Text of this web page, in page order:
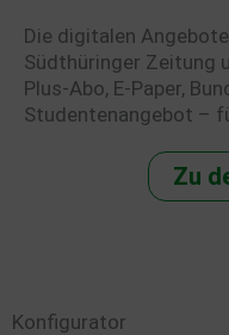
Die digitalen
Südthüringer Zeitung
Plus-Abo, E-Paper,
Studentenangebot –
Zu
Konfigurator